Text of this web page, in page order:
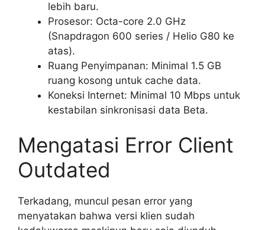
lebih baru.
Prosesor: Octa-core 2.0 GHz
(Snapdragon 600 series / Helio G80 ke
atas).
Ruang Penyimpanan: Minimal 1.5 GB
ruang kosong untuk cache data.
Koneksi Internet: Minimal 10 Mbps untuk
kestabilan sinkronisasi data Beta.
Mengatasi Error Client
Outdated
Terkadang, muncul pesan error yang
menyatakan bahwa versi klien sudah